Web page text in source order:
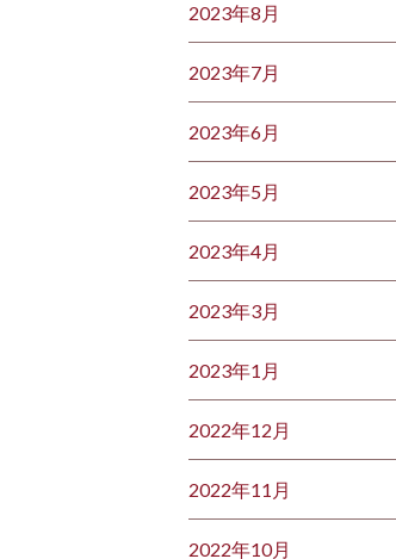
2023年8月
2023年7月
2023年6月
2023年5月
2023年4月
2023年3月
2023年1月
2022年12月
2022年11月
2022年10月